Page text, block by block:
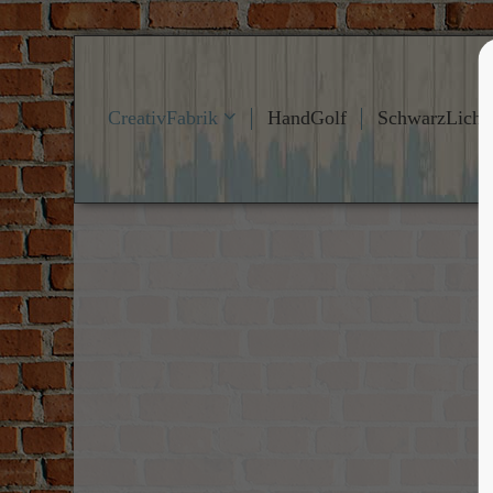
Benutzername Lorem
We offer
Mon - Fri
CreativFabrik HandGolf